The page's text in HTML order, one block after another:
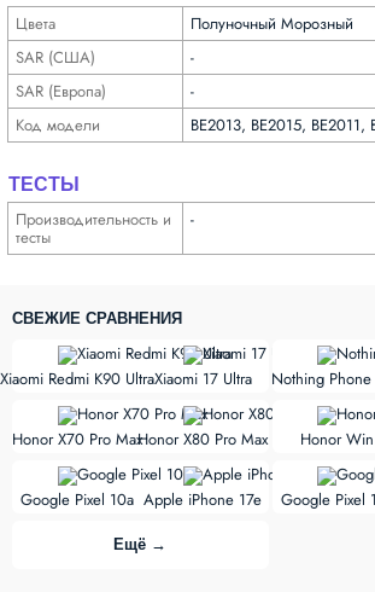
Цвета
Полуночный Морозный
SAR (США)
-
SAR (Европа)
-
Код модели
BE2013, BE2015, BE2011,
ТЕСТЫ
Производи­тельность и
тесты
-
СВЕЖИЕ СРАВНЕНИЯ
Xiaomi Redmi K90 Ultra
vs
Xiaomi 17 Ultra
Nothing
Honor X70 Pro Max
vs
Honor X80 Pro Max
Honor Win
Google Pixel 10a
vs
Apple iPhone 17e
Google Pixel
Ещё →